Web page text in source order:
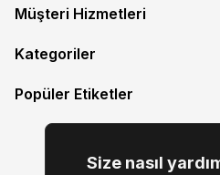
Müşteri Hizmetleri
Kategoriler
Popüler Etiketler
Size nasıl